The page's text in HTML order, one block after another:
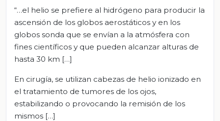
“…el helio se prefiere al hidrógeno para producir la
ascensión de los globos aerostáticos y en los
globos sonda que se envían a la atmósfera con
fines científicos y que pueden alcanzar alturas de
hasta 30 km […]
En cirugía, se utilizan cabezas de helio ionizado en
el tratamiento de tumores de los ojos,
estabilizando o provocando la remisión de los
mismos […]